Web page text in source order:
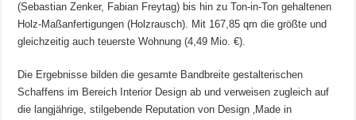
(Sebastian Zenker, Fabian Freytag) bis hin zu Ton-in-Ton gehaltenen
Holz-Maßanfertigungen (Holzrausch). Mit 167,85 qm die größte und
gleichzeitig auch teuerste Wohnung (4,49 Mio. €).
Die Ergebnisse bilden die gesamte Bandbreite gestalterischen
Schaffens im Bereich Interior Design ab und verweisen zugleich auf
die langjährige, stilgebende Reputation von Design ‚Made in